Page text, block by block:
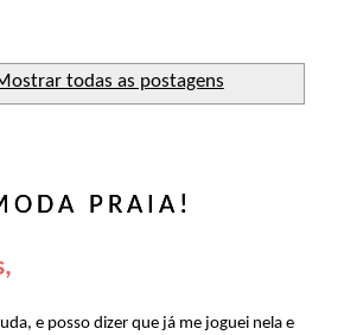
todas as postagens
PRAIA!
e posso dizer que já me joguei nela e